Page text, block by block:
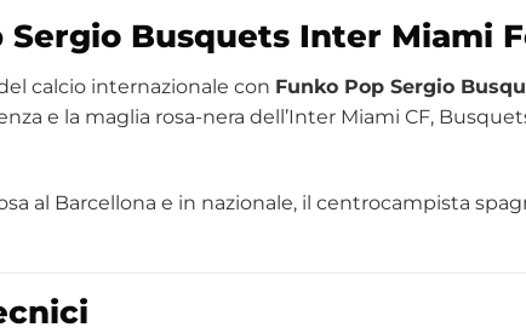
Busquets Inter Miami
calcio internazionale con Funko Pop Sergio
e la maglia rosa-nera dell’Inter Miami CF,
al Barcellona e in nazionale, il centrocampista